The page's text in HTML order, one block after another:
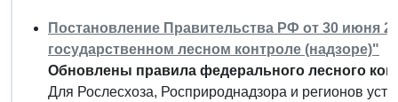
Постановление Правительства РФ от 30 июня
государственном лесном контроле (надзоре)"
Обновлены правила федерального лесного
Для Рослесхоза, Росприроднадзора и регионов